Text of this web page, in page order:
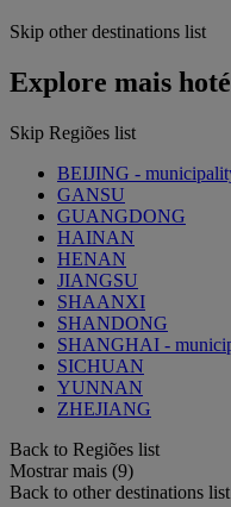
Skip other destinations list
Explore mais
Skip Regiões list
BEIJING -
GANSU
GUANGDONG
HAINAN
HENAN
JIANGSU
SHAANXI
SHANDONG
SHANGHAI -
SICHUAN
YUNNAN
ZHEJIANG
Back to Regiões list
Mostrar mais (9)
Back to other destinations list